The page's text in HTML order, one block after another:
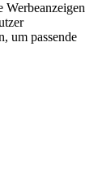
Werbeanzeigen
um passende